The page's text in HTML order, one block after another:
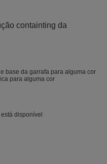
containting da
base da garrafa para alguma cor
para alguma cor
disponível